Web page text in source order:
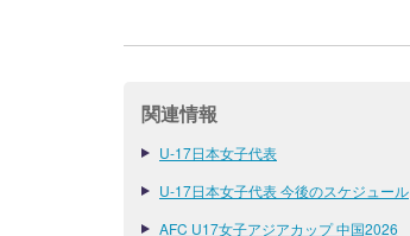
関連情報
U-17日本女子代表
U-17日本女子代表 今後のスケジュール
AFC U17女子アジアカップ 中国2026